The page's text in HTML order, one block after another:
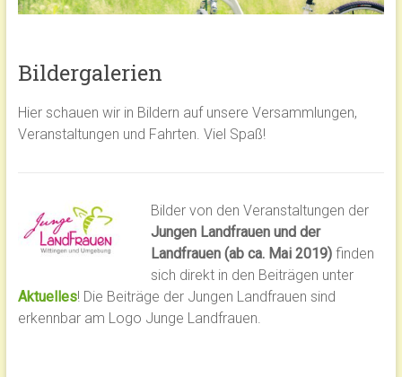
Bildergalerien
Hier schauen wir in Bildern auf unsere Versammlungen,
Veranstaltungen und Fahrten. Viel Spaß!
Bilder von den Veranstaltungen der
Jungen Landfrauen und der
Landfrauen (ab ca. Mai 2019)finden
sich direkt in den Beiträgen unter
Aktuelles! Die Beiträge der Jungen Landfrauen sind
erkennbar am Logo Junge Landfrauen.